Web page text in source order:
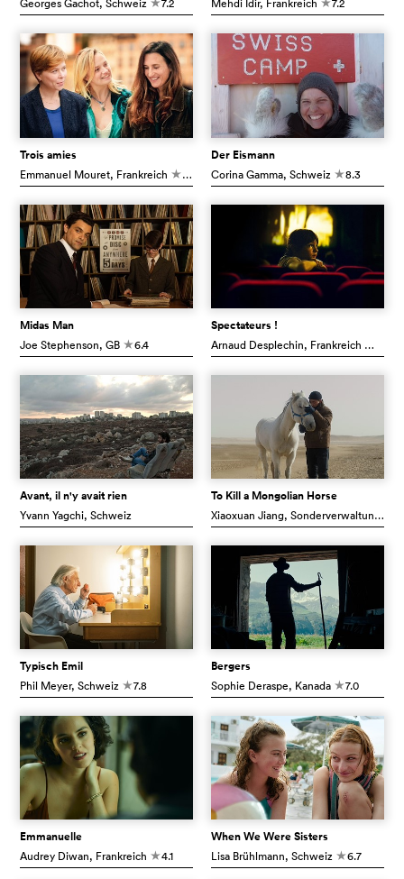
Georges Gachot, Schweiz c7.2 Mehdi Idir, Frankreich c7.2
Trois amies
Emmanuel Mouret, Frankreich c6.6
Der Eismann
Corina Gamma, Schweiz c8.3
Midas Man
Joe Stephenson, GB c6.4
Spectateurs !
Arnaud Desplechin, Frankreich
Avant, il n'y avait rien
Yvann Yagchi, Schweiz
To Kill a Mongolian Horse
Xiaoxuan Jiang, Sonderverwaltungszone Hongkong
Typisch Emil
Phil Meyer, Schweiz c7.8
Bergers
Sophie Deraspe, Kanada c7.0
Emmanuelle
Audrey Diwan, Frankreich c4.1
When We Were Sisters
Lisa Brühlmann, Schweiz c6.7